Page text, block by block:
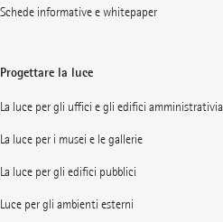
Schede informative e whitepaper
Progettare la luce
La luce per gli uffici e gli edifici amministrativia
La luce per i musei e le gallerie
La luce per gli edifici pubblici
Luce per gli ambienti esterni